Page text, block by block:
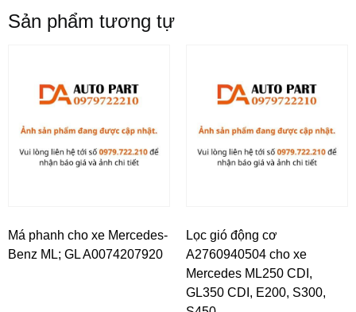
Sản phẩm tương tự
Má phanh cho xe Mercedes-
Benz ML; GL A0074207920
Lọc gió động cơ
A2760940504 cho xe
Mercedes ML250 CDI,
GL350 CDI, E200, S300,